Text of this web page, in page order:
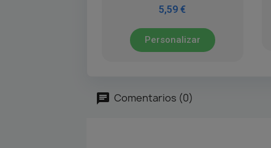
5,59 €
Personalizar
Comentarios (0)